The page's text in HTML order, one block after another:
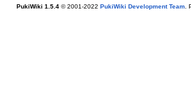
PukiWiki 1.5.4© 2001-2022 PukiWiki Development Team.